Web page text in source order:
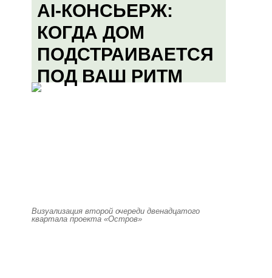
AI-КОНСЬЕРЖ:
КОГДА ДОМ
ПОДСТРАИВАЕТСЯ
ПОД ВАШ РИТМ
Визуализация второй очереди двенадцатого
квартала проекта «Остров»